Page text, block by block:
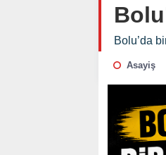
Bolu’da
Asayiş